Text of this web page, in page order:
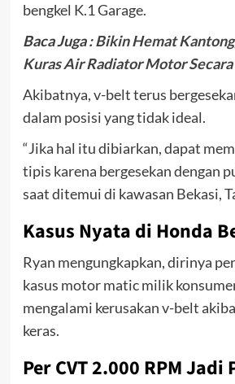
bengkel K.1 Garage.
Baca Juga :Bikin Hemat
Kuras Air Radiator Motor
Akibatnya, v-belt terus
dalam posisi yang tidak ideal.
“Jika hal itu dibiarkan, dapat
tipis karena bergesekan dengan
saat ditemui di kawasan Bekasi,
Kasus Nyata di Honda
Ryan mengungkapkan, dirinya
kasus motor matic milik
mengalami kerusakan v-belt
keras.
Per CVT 2.000 RPM Jadi